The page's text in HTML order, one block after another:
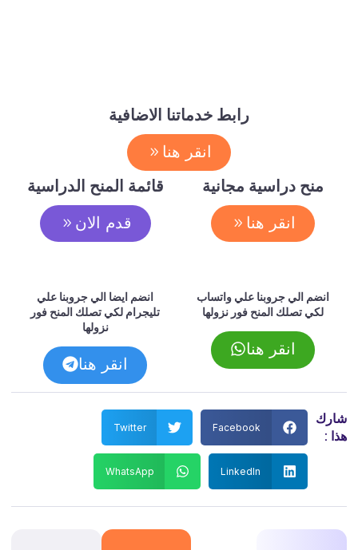
رابط خدماتنا الاضافية
انقر هنا
منح دراسية مجانية
انقر هنا
قائمة المنح الدراسية
قدم الان
انضم الي جروبنا علي واتساب
لكي تصلك المنح فور نزولها
انقر هنا
انضم ايضا الي جروبنا علي
تليجرام لكي تصلك المنح فور
نزولها
انقر هنا
شارك
هذا :
Facebook
Twitter
LinkedIn
WhatsApp